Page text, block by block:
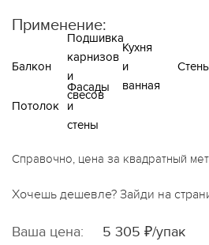
Применение:
Балкон
Подшивка
карнизов
и
свесов
Кухня
и
ванная
Потолок
Фасады
и
стены
Справочно, цена за квадратный
Хочешь дешевле? Зайди на
Ваша цена: 5 305 ₽/упак